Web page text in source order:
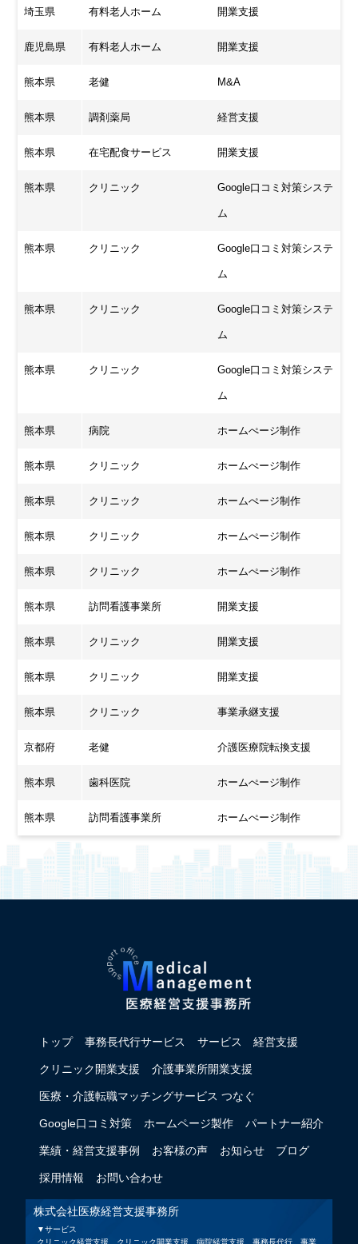
埼玉県 有料老人ホーム 開業支援
鹿児島県 有料老人ホーム 開業支援
熊本県 老健 M&A
熊本県 調剤薬局 経営支援
熊本県 在宅配食サービス 開業支援
熊本県 クリニック Google口コミ対策システ
ム
熊本県 クリニック Google口コミ対策システ
ム
熊本県 クリニック Google口コミ対策システ
ム
熊本県 クリニック Google口コミ対策システ
ム
熊本県 病院 ホームぺージ制作
熊本県 クリニック ホームぺージ制作
熊本県 クリニック ホームぺージ制作
熊本県 クリニック ホームぺージ制作
熊本県 クリニック ホームぺージ制作
熊本県 訪問看護事業所 開業支援
熊本県 クリニック 開業支援
熊本県 クリニック 開業支援
熊本県 クリニック 事業承継支援
京都府 老健 介護医療院転換支援
熊本県 歯科医院 ホームぺージ制作
熊本県 訪問看護事業所 ホームぺージ制作
トップ 事務長代行サービス サービス 経営支援
クリニック開業支援 介護事業所開業支援
医療・介護転職マッチングサービス つなぐ
Google口コミ対策 ホームページ製作 パートナー紹介
業績・経営支援事例 お客様の声 お知らせ ブログ
採用情報 お問い合わせ
株式会社医療経営支援事務所
▼サービス
クリニック経営支援、クリニック開業支援、病院経営支援、事務長代行、事業